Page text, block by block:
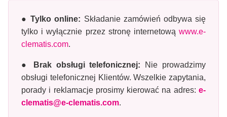
● Tylko online: Składanie zamówień odbywa się
tylko i wyłącznie przez stronę internetową www.e-
clematis.com.
● Brak obsługi telefonicznej: Nie prowadzimy
obsługi telefonicznej Klientów. Wszelkie zapytania,
porady i reklamacje prosimy kierować na adres: e-
clematis@e-clematis.com.